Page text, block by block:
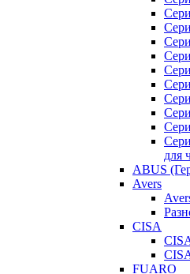
для
ABUS
Avers
CISA
FUARO